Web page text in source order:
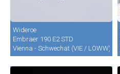
Wideroe
Embraer 190 E2 STD
Vienna - Schwechat (VIE / LOWW)